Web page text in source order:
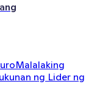
Malalaking
ng Lider ng